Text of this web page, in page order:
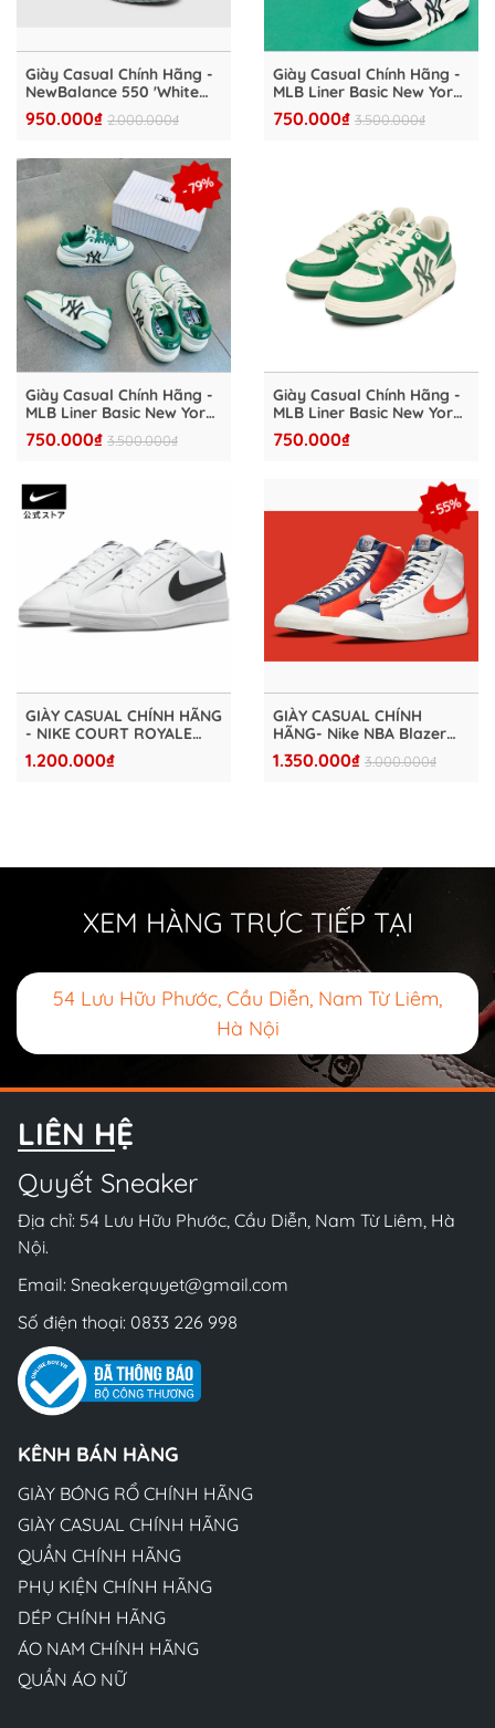
Giày Casual Chính Hãng -
NewBalance 550 'White
Vintage Mica Green' -
BB550NED
950.000₫ 2.000.000₫
Giày Casual Chính Hãng -
MLB Liner Basic New York
Yankees 'Black' -
3ASXCLB3N_50BKS
750.000₫ 3.500.000₫
- 79%
Giày Casual Chính Hãng -
MLB Liner Basic New York
Yankees 'White/Green' -
3ASXCA12N-50GNS
750.000₫ 3.500.000₫
Giày Casual Chính Hãng -
MLB Liner Basic New York
Yankees 'Green' -
3ASXCLB3N-50GNS
750.000₫
GIÀY CASUAL CHÍNH HÃNG
- NIKE COURT ROYALE
SPORTOWEAR "WHITE
BLACK" - 749747-107
1.200.000₫
- 55%
GIÀY CASUAL CHÍNH
HÃNG- Nike NBA Blazer
MID77 EMB 75th
Anniversary Knicks
1.350.000₫ 3.000.000₫
XEM HÀNG TRỰC TIẾP TẠI
54 Lưu Hữu Phước, Cầu Diễn, Nam Từ Liêm,
Hà Nội
LIÊN HỆ
Quyết Sneaker
Địa chỉ: 54 Lưu Hữu Phước, Cầu Diễn, Nam Từ Liêm, Hà
Nội.
Email: Sneakerquyet@gmail.com
Số điện thoại: 0833 226 998
KÊNH BÁN HÀNG
GIÀY BÓNG RỔ CHÍNH HÃNG
GIÀY CASUAL CHÍNH HÃNG
QUẦN CHÍNH HÃNG
PHỤ KIỆN CHÍNH HÃNG
DÉP CHÍNH HÃNG
ÁO NAM CHÍNH HÃNG
QUẦN ÁO NỮ